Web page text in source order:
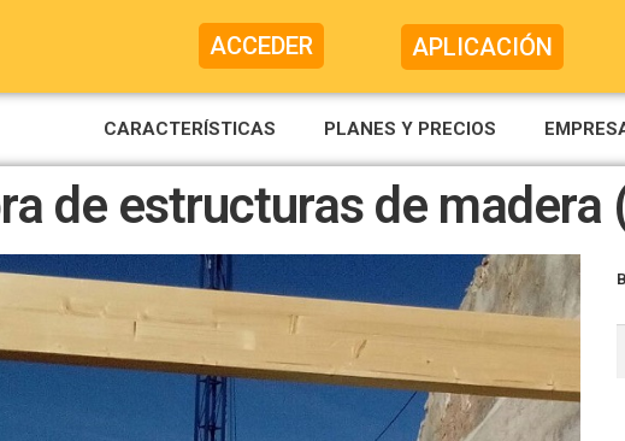
ACCEDER APLICACIÓN
CARACTERÍSTICAS PLANES Y PRECIOS
de estructuras de madera